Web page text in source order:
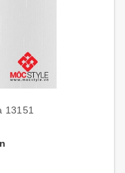
13151